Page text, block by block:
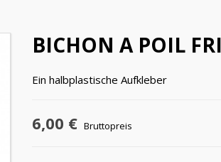
BICHON A POIL
Ein halbplastische Aufkleber
6,00 € Bruttopreis